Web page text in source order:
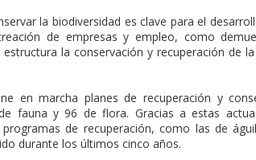
la biodiversidad es clave para el
de empresas y empleo, como
la conservación y recuperación de
en marcha planes de recuperación y
fauna y 96 de flora. Gracias a estas
de recuperación, como las de
durante los últimos cinco años.